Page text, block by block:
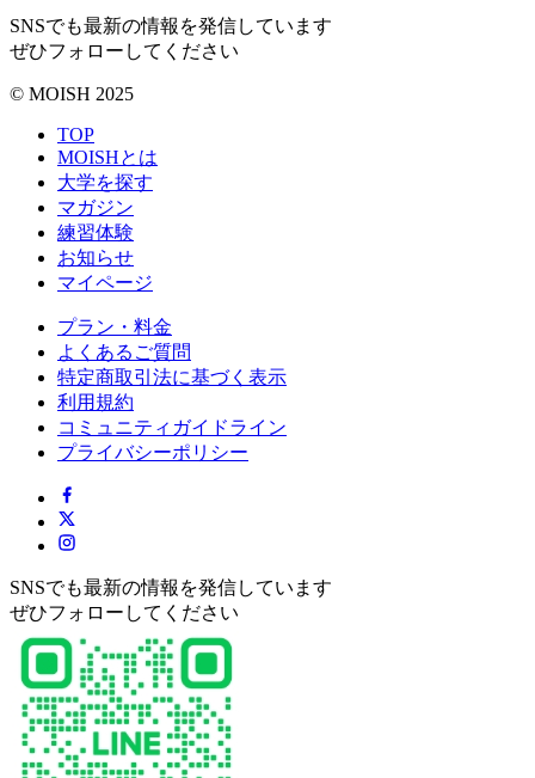
SNSでも最新の情報を発信しています
ぜひフォローしてください
© MOISH 2025
TOP
MOISHとは
大学を探す
マガジン
練習体験
お知らせ
マイページ
プラン・料金
よくあるご質問
特定商取引法に基づく表示
利用規約
コミュニティガイドライン
プライバシーポリシー
SNSでも最新の情報を発信しています
ぜひフォローしてください